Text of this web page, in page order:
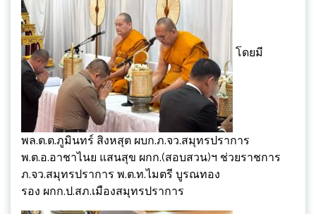
โดยมี
พล.ต.ต.ภูมินทร์ สิงหสุต ผบก.ภ.จว.สมุทรปราการ
พ.ต.อ.อาชาไนย แสนสุข ผกก.(สอบสวน)ฯ ช่วยราชการ
ภ.จว.สมุทรปราการ พ.ต.ท.ไมตรี บูรณทอง
รอง ผกก.ป.สภ.เมืองสมุทรปราการ